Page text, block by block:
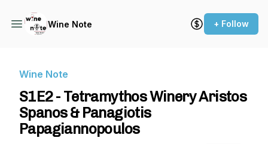
Wine Note + Follow
Wine Note
S1E2 - Tetramythos Winery Aristos
Spanos & Panagiotis
Papagiannopoulos